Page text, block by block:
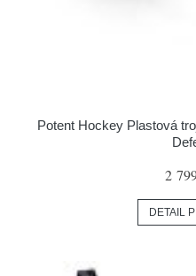
Potent Hockey Plastová
2
DETAIL